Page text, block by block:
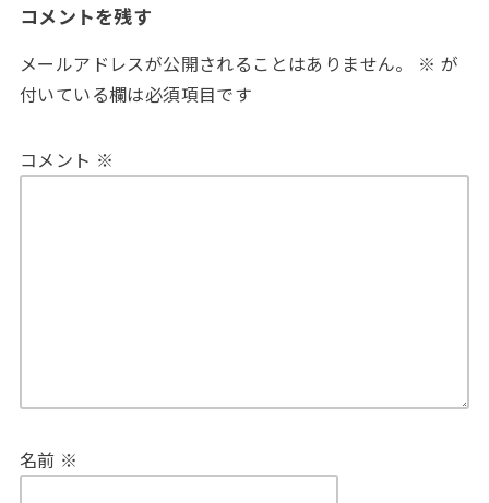
コメントを残す
メールアドレスが公開されることはありません。 ※ が
付いている欄は必須項目です
コメント ※
名前 ※